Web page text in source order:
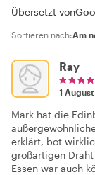
Übersetzt von
Sortieren nach:
Ray
1
Mark hat die
erklärt, bot
großartigen
Essen war auch